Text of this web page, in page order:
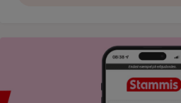
Bild på mobil som visar ICA appen